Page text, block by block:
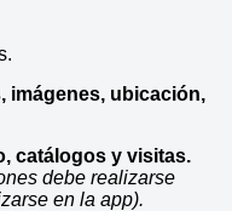
imágenes, ubicación,
catálogos y visitas.
debe realizarse
en la app).